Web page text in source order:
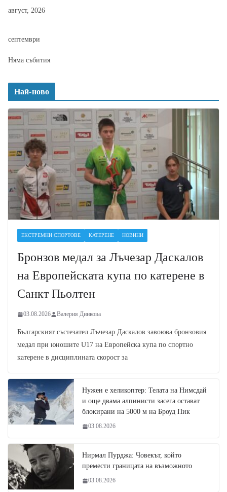
август, 2026
септември
Няма събития
Най-ново
ЕКСТРЕМНИ СПОРТОВЕ КАТЕРЕНЕ НОВИНИ
Бронзов медал за Лъчезар Даскалов
на Европейската купа по катерене в
Санкт Пьолтен
03.08.2026 Валерия Динкова
Българският състезател Лъчезар Даскалов завоюва бронзовия
медал при юношите U17 на Европейска купа по спортно
катерене в дисциплината скорост за
Нужен е хеликоптер: Телата на Нимсдай
и още двама алпинисти засега остават
блокирани на 5000 м на Броуд Пик
03.08.2026
Нирмал Пурджа: Човекът, който
премести границата на възможното
03.08.2026